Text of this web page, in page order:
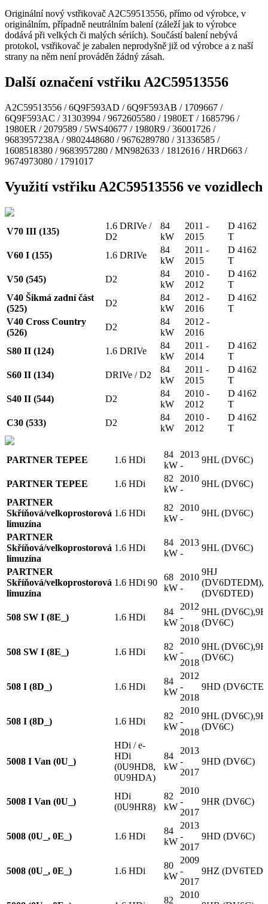
Originální nový vstřikovač A2C59513556, přímo od výrobce, v
originálním, případně neutrálním balení (záleží jak to výrobce
dodává při velkých či malých sériích). Součástí balení nebývá
protokol, vstřikovač je zabalen neprodyšně již od výrobce a z naší
strany na něm není prováděn žádný zásah.
Další označení vstřiku A2C59513556
A2C59513556 / 6Q9F593AD / 6Q9F593AB / 1709667 /
6Q9F593AC / 31303994 / 9672605580 / 1980ET / 1685796 /
1980ER / 2079589 / 5WS40677 / 1980R9 / 36001726 /
9683957238A / 9802448680 / 9676289780 / 31336585 /
1608518380 / 9683957280 / MN982633 / 1812616 / HRD663 /
9674973080 / 1791017
Využití vstřiku A2C59513556 ve vozidlech
V70 III (135)
1.6 DRIVe /
D2
84
kW
2011 -
2015
D 4162
T
V60 I (155)
1.6 DRIVe
84
kW
2011 -
2015
D 4162
T
V50 (545)
D2
84
kW
2010 -
2012
D 4162
T
V40 Šikmá zadní část
(525)
D2
84
kW
2012 -
2016
D 4162
T
V40 Cross Country
(526)
D2
84
kW
2012 -
2016
S80 II (124)
1.6 DRIVe
84
kW
2011 -
2014
D 4162
T
S60 II (134)
DRIVe / D2
84
kW
2011 -
2015
D 4162
T
S40 II (544)
D2
84
kW
2010 -
2012
D 4162
T
C30 (533)
D2
84
kW
2010 -
2012
D 4162
T
PARTNER TEPEE 1.6 HDi
84
kW
2013
-
9HL (DV6C)
PARTNER TEPEE 1.6 HDi
82
kW
2010
-
9HL (DV6C)
PARTNER
Skříňová/velkoprostorová
limuzína
1.6 HDi
82
kW
2010
-
9HL (DV6C)
PARTNER
Skříňová/velkoprostorová
limuzína
1.6 HDi
84
kW
2013
-
9HL (DV6C)
PARTNER
Skříňová/velkoprostorová
limuzína
1.6 HDi 90
68
kW
2010
-
9HJ
(DV6DTED)
508 SW I (8E_) 1.6 HDi
84
kW
2012
-
2018
9HL
(DV6C)
508 SW I (8E_) 1.6 HDi
82
kW
2010
-
2018
9HL
(DV6C)
508 I (8D_) 1.6 HDi
84
kW
2012
-
2018
9HD
508 I (8D_) 1.6 HDi
82
kW
2010
-
2018
9HL
(DV6C)
5008 I Van (0U_)
HDi / e-
HDi
(0U9HD8,
0U9HDA)
84
kW
2013
-
2017
9HD (DV6C)
5008 I Van (0U_)
HDi
(0U9HR8)
82
kW
2010
-
2017
9HR (DV6C)
5008 (0U_, 0E_) 1.6 HDi
84
kW
2013
-
2017
9HD (DV6C)
5008 (0U_, 0E_) 1.6 HDi
80
kW
2009
-
2017
9HZ
82
2010